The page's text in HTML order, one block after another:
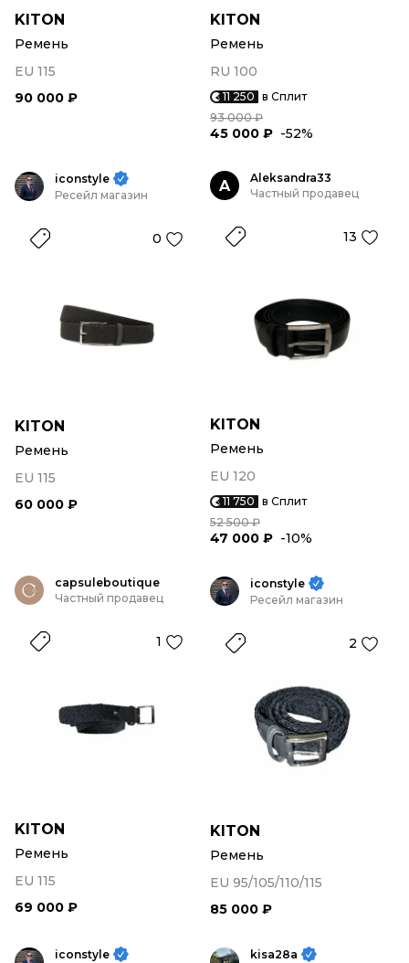
KITON
Ремень
EU 115
90 000 ₽
KITON
Ремень
RU 100
11 250 в Сплит
93 000 ₽
45 000 ₽ -52%
iconstyle
Ресейл магазин
0
KITON
Ремень
EU 115
60 000 ₽
A
Aleksandra33
Частный продавец
13
KITON
Ремень
EU 120
11 750 в Сплит
52 500 ₽
47 000 ₽ -10%
capsuleboutique
Частный продавец
1
KITON
Ремень
EU 115
69 000 ₽
iconstyle
Ресейл магазин
2
KITON
Ремень
EU 95/105/110/115
85 000 ₽
iconstyle
kisa28a